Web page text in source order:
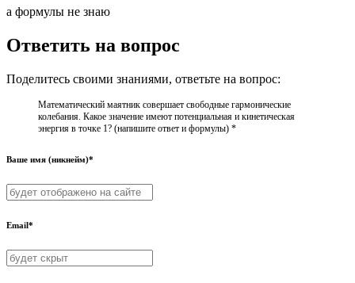
а формулы не знаю
Ответить на вопрос
Поделитесь своими знаниями, ответьте на вопрос:
Математический маятник совершает свободные гармонические
колебания. Какое значение имеют потенциальная и кинетическая
энергия в точке 1? (напишите ответ и формулы) *​
Ваше имя (никнейм)*
Email*